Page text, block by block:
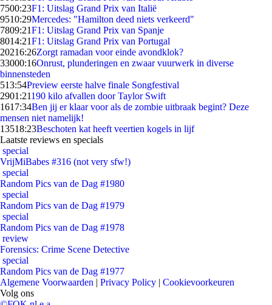
7500:23F1: Uitslag Grand Prix van Italië
9510:29Mercedes: "Hamilton deed niets verkeerd"
7809:21F1: Uitslag Grand Prix van Spanje
8014:21F1: Uitslag Grand Prix van Portugal
20216:26Zorgt ramadan voor einde avondklok?
33000:16Onrust, plunderingen en zwaar vuurwerk in diverse
binnensteden
513:54Preview eerste halve finale Songfestival
2901:21190 kilo afvallen door Taylor Swift
1617:34Ben jij er klaar voor als de zombie uitbraak begint? Deze
mensen niet namelijk!
13518:23Beschoten kat heeft veertien kogels in lijf
Laatste reviews en specials
special
VrijMiBabes #316 (not very sfw!)
special
Random Pics van de Dag #1980
special
Random Pics van de Dag #1979
special
Random Pics van de Dag #1978
review
Forensics: Crime Scene Detective
special
Random Pics van de Dag #1977
Algemene Voorwaarden | Privacy Policy | Cookievoorkeuren
Volg ons